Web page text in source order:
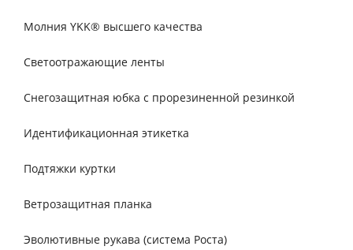
Молния YKK® высшего качества
Светоотражающие ленты
Снегозащитная юбка с прорезиненной резинкой
Идентификационная этикетка
Подтяжки куртки
Ветрозащитная планка
Эволютивные рукава (система Роста)